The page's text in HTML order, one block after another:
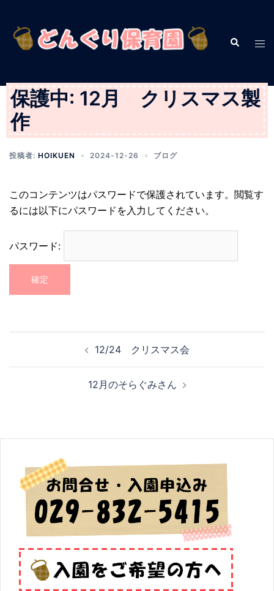
へ
ッ
検
索
ト
メ
ニ
ュ
ー
保護中: 12月 クリスマス製
作
投稿者: HOIKUEN 2024-12-26 ブログ
このコンテンツはパスワードで保護されています。閲覧す
るには以下にパスワードを入力してください。
パスワード:
ナ
シ
ン
12/24 クリスマス会
12月のそらぐみさん